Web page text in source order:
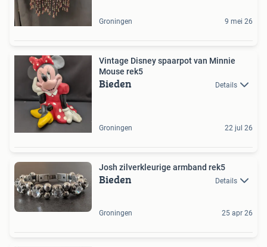
Groningen 9 mei 26
Vintage Disney spaarpot van Minnie
Mouse rek5
Bieden Details
Groningen 22 jul 26
Josh zilverkleurige armband rek5
Bieden Details
Groningen 25 apr 26